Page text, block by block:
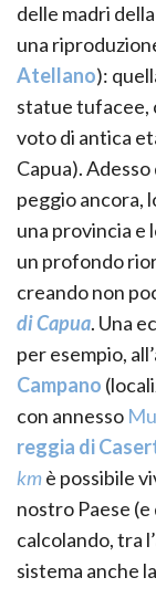
delle madri
una
Atellano):
statue tufacee,
voto di antica
Capua).
peggio ancora,
una provincia e
un profondo
creando non
di Capua. Una
per esempio,
Campano
con annesso
reggia di
kmè possibile
nostro Paese
calcolando, tra
sistema anche